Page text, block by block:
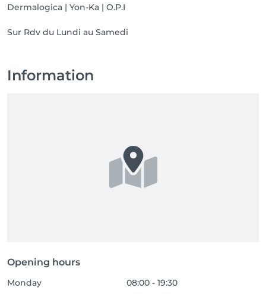
Dermalogica | Yon-Ka | O.P.I
Sur Rdv du Lundi au Samedi
Information
Opening hours
Monday
08:00 - 19:30